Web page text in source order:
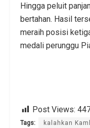
Hingga peluit
bertahan. Hasil
meraih posisi
medali perunggu
Post Views:
Tags: kalahkan